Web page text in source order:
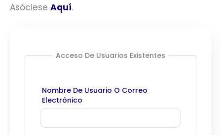
Asóciese Aquí.
Acceso De Usuarios Existentes
Nombre De Usuario O Correo
Electrónico